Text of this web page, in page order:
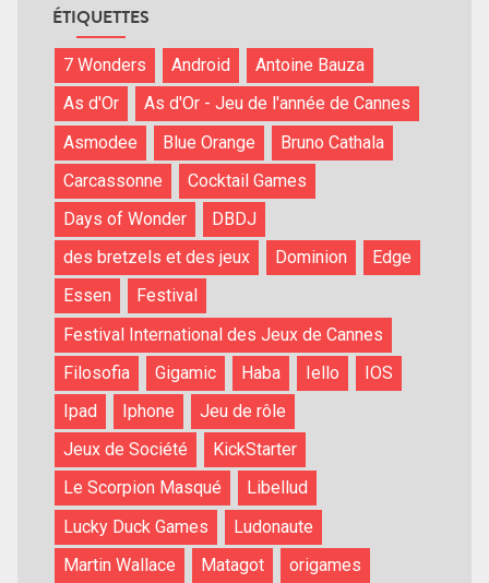
ÉTIQUETTES
7 Wonders Android
Antoine Bauza
As d'Or
As d'Or - Jeu de l'année de Cannes
Asmodee
Blue Orange
Bruno Cathala
Carcassonne
Cocktail Games
Days of Wonder
DBDJ
des bretzels et des jeux
Dominion
Edge
Essen
Festival
Festival International des Jeux de Cannes
Filosofia
Gigamic Haba Iello
IOS
Ipad
Iphone
Jeu de rôle
Jeux de Société
KickStarter
Le Scorpion Masqué
Libellud
Lucky Duck Games
Ludonaute
Martin Wallace
Matagot
origames